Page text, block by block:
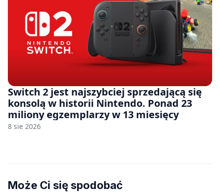
Switch 2 jest najszybciej sprzedającą się
konsolą w historii Nintendo. Ponad 23
miliony egzemplarzy w 13 miesięcy
8 sie 2026
Może Ci się spodobać